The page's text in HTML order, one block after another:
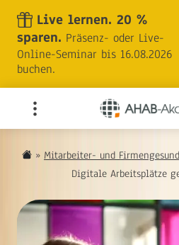
content
Live lernen. 20 %
sparen. Präsenz- oder Live-
Online-Seminar bis 16.08.2026
buchen.
» Mitarbeiter- und
Digitale Arbeitsplätze